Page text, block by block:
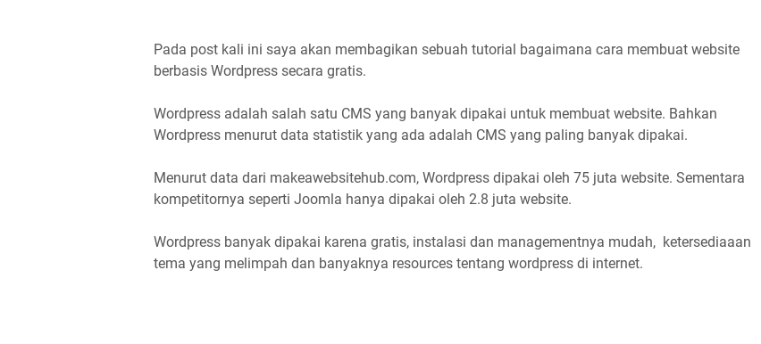
Pada post kali ini saya akan membagikan sebuah tutorial bagaimana cara membuat website
berbasis Wordpress secara gratis.
Wordpress adalah salah satu CMS yang banyak dipakai untuk membuat website. Bahkan
Wordpress menurut data statistik yang ada adalah CMS yang paling banyak dipakai.
Menurut data dari makeawebsitehub.com, Wordpress dipakai oleh 75 juta website. Sementara
kompetitornya seperti Joomla hanya dipakai oleh 2.8 juta website.
Wordpress banyak dipakai karena gratis, instalasi dan managementnya mudah, ketersediaaan
tema yang melimpah dan banyaknya resources tentang wordpress di internet.